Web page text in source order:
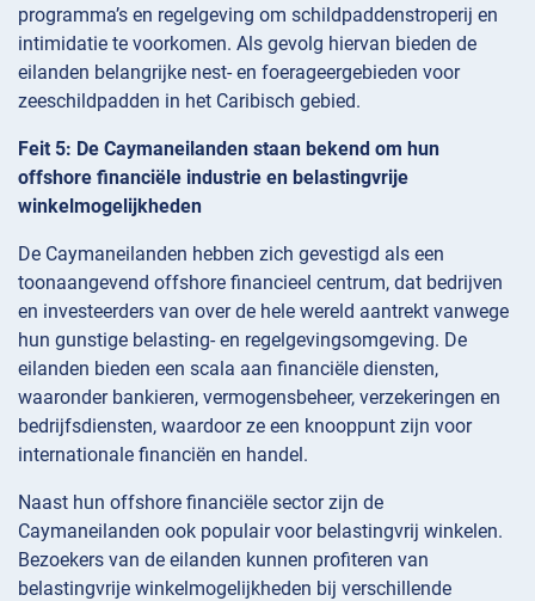
programma’s en regelgeving om schildpaddenstroperij en
intimidatie te voorkomen. Als gevolg hiervan bieden de
eilanden belangrijke nest- en foerageergebieden voor
zeeschildpadden in het Caribisch gebied.
Feit 5: De Caymaneilanden staan bekend om hun
offshore financiële industrie en belastingvrije
winkelmogelijkheden
De Caymaneilanden hebben zich gevestigd als een
toonaangevend offshore financieel centrum, dat bedrijven
en investeerders van over de hele wereld aantrekt vanwege
hun gunstige belasting- en regelgevingsomgeving. De
eilanden bieden een scala aan financiële diensten,
waaronder bankieren, vermogensbeheer, verzekeringen en
bedrijfsdiensten, waardoor ze een knooppunt zijn voor
internationale financiën en handel.
Naast hun offshore financiële sector zijn de
Caymaneilanden ook populair voor belastingvrij winkelen.
Bezoekers van de eilanden kunnen profiteren van
belastingvrije winkelmogelijkheden bij verschillende